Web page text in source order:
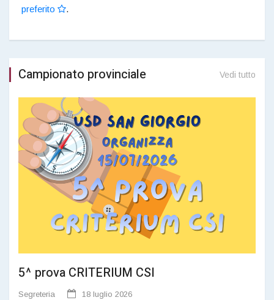
preferito
.
Campionato provinciale Vedi tutto
5^ prova CRITERIUM CSI
Segreteria 18 luglio 2026